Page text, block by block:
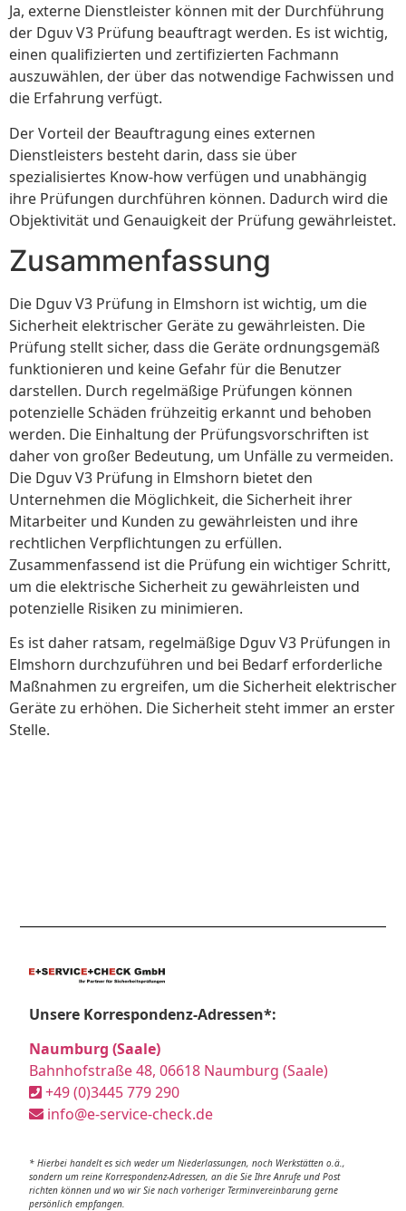
Ja, externe Dienstleister können mit der Durchführung
der Dguv V3 Prüfung beauftragt werden. Es ist wichtig,
einen qualifizierten und zertifizierten Fachmann
auszuwählen, der über das notwendige Fachwissen und
die Erfahrung verfügt.
Der Vorteil der Beauftragung eines externen
Dienstleisters besteht darin, dass sie über
spezialisiertes Know-how verfügen und unabhängig
ihre Prüfungen durchführen können. Dadurch wird die
Objektivität und Genauigkeit der Prüfung gewährleistet.
Zusammenfassung
Die Dguv V3 Prüfung in Elmshorn ist wichtig, um die
Sicherheit elektrischer Geräte zu gewährleisten. Die
Prüfung stellt sicher, dass die Geräte ordnungsgemäß
funktionieren und keine Gefahr für die Benutzer
darstellen. Durch regelmäßige Prüfungen können
potenzielle Schäden frühzeitig erkannt und behoben
werden. Die Einhaltung der Prüfungsvorschriften ist
daher von großer Bedeutung, um Unfälle zu vermeiden.
Die Dguv V3 Prüfung in Elmshorn bietet den
Unternehmen die Möglichkeit, die Sicherheit ihrer
Mitarbeiter und Kunden zu gewährleisten und ihre
rechtlichen Verpflichtungen zu erfüllen.
Zusammenfassend ist die Prüfung ein wichtiger Schritt,
um die elektrische Sicherheit zu gewährleisten und
potenzielle Risiken zu minimieren.
Es ist daher ratsam, regelmäßige Dguv V3 Prüfungen in
Elmshorn durchzuführen und bei Bedarf erforderliche
Maßnahmen zu ergreifen, um die Sicherheit elektrischer
Geräte zu erhöhen. Die Sicherheit steht immer an erster
Stelle.
Unsere Korrespondenz-Adressen*:
Naumburg (Saale)
Bahnhofstraße 48, 06618 Naumburg (Saale)
+49 (0)3445 779 290
info@e-service-check.de
* Hierbei handelt es sich weder um Niederlassungen, noch Werkstätten o.ä.,
sondern um reine Korrespondenz-Adressen, an die Sie Ihre Anrufe und Post
richten können und wo wir Sie nach vorheriger Terminvereinbarung gerne
persönlich empfangen.